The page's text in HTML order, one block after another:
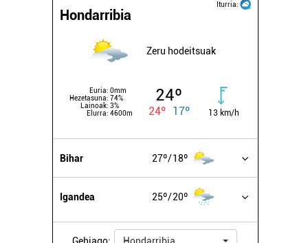
Iturria:
Hondarribia
Zeru hodeitsuak
Euria: 0mm
Hezetasuna: 74%
Lainoak: 3%
Elurra: 4600m
24º
24º 17º 13 km/h
Bihar 27º 18º
Igandea 25º 20º